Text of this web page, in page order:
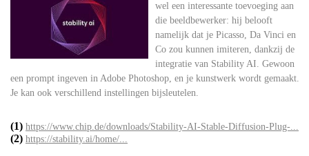
wel een interessante toevoeging aan
die beeldbewerker: hij belooft
namelijk dat je Picasso, Da Vinci en
Co zou kunnen imiteren, dankzij de
integratie van Stability AI. Gewoon
een prompt ingeven in Adobe Photoshop, en je kunstwerk wordt gemaakt.
Je kan ook verschillend instellingen bijsleutelen.
(1) https://www.chip.de/downloads/Stability-AI-Stable-Diffusion-Plug-...
(2) https://stability.ai/home/...